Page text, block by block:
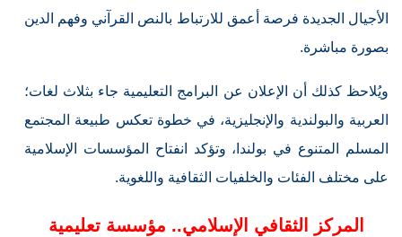
الأجيال الجديدة فرصة أعمق للارتباط بالنص القرآني وفهم الدين
بصورة مباشرة.
ويُلاحظ كذلك أن الإعلان عن البرامج التعليمية جاء بثلاث لغات؛
العربية والبولندية والإنجليزية، في خطوة تعكس طبيعة المجتمع
المسلم المتنوع في بولندا، وتؤكد انفتاح المؤسسات الإسلامية
على مختلف الفئات والخلفيات الثقافية واللغوية.
المركز الثقافي الإسلامي.. مؤسسة تعليمية